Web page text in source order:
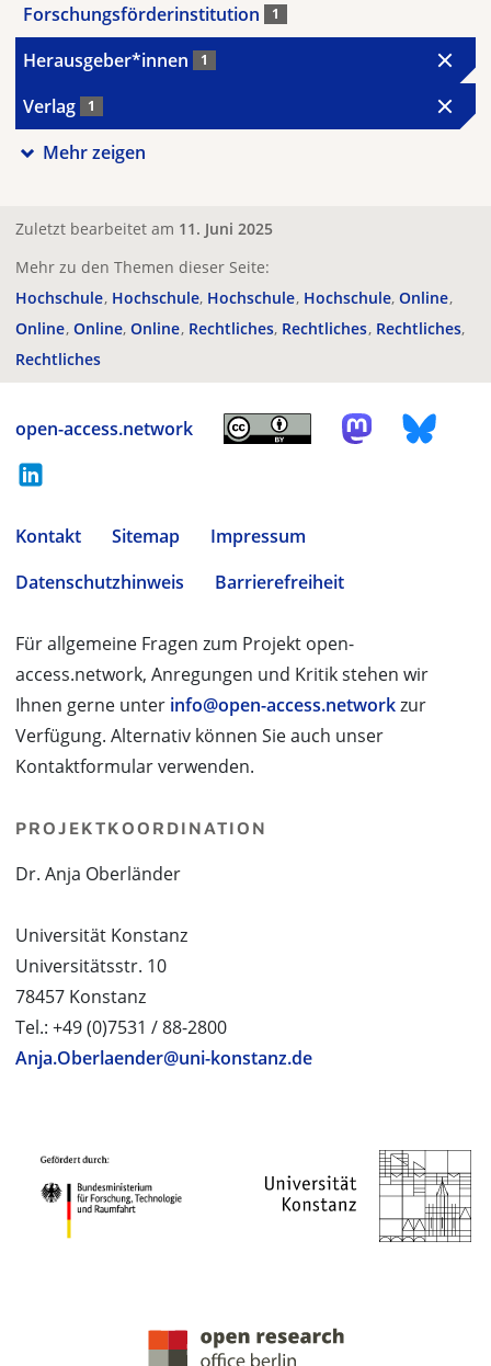
Forschungsförderinstitution 1
Herausgeber*innen 1
Verlag 1
Mehr zeigen
Zuletzt bearbeitet am 11. Juni 2025
Mehr zu den Themen dieser Seite:
Hochschule Hochschule Hochschule Hochschule Online
Online Online Online Rechtliches Rechtliches Rechtliches
Rechtliches
open-access.network
Kontakt Sitemap
Impressum
Datenschutzhinweis
Barrierefreiheit
Für allgemeine Fragen zum Projekt open-
access.network, Anregungen und Kritik stehen wir
Ihnen gerne unter info@open-access.networkzur
Verfügung. Alternativ können Sie auch unser
Kontaktformular verwenden.
PROJEKTKOORDINATION
Dr. Anja Oberländer
Universität Konstanz
Universitätsstr. 10
78457 Konstanz
Tel.: +49 (0)7531 / 88-2800
Anja.Oberlaender@uni-konstanz.de